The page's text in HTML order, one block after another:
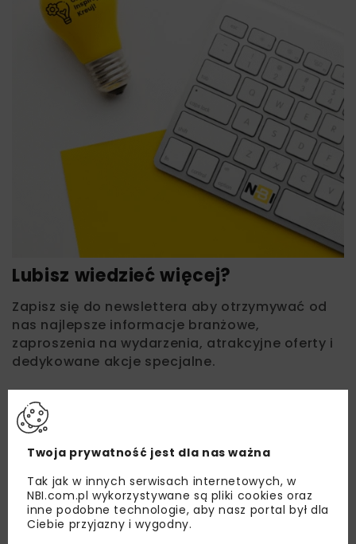
Lubisz wiedzieć więcej?
Zapisz się do newslettera aby otrzymywać od
nas najlepsze informacje branżowe,
zaproszenia na wydarzenia, atrakcyjne oferty i
dedykowane akcje specjalne.
Zapoznałam/em się z
Regulaminemoraz wyrażam zgodę na otrzymywanie na
podany przeze mnie adres e-mail korespondencji
handlowej w postaci newslettera.
ZAPISZ MNIE
Twoja prywatność jest dla nas ważna
Tak jak w innych serwisach internetowych, w
NBI.com.pl wykorzystywane są pliki cookies oraz
inne podobne technologie, aby nasz portal był dla
Ciebie przyjazny i wygodny.